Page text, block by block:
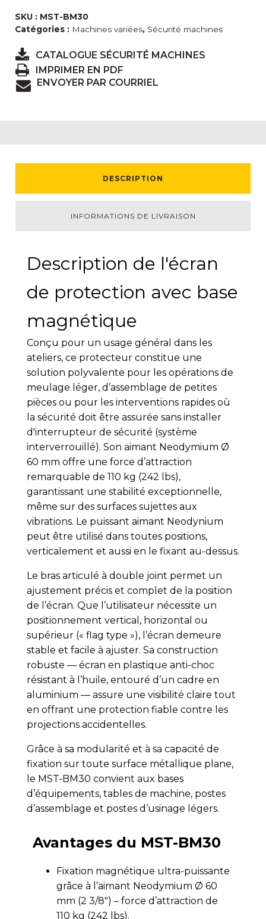
SKU : MST-BM30
Catégories : Machines variées, Sécurité machines
CATALOGUE SÉCURITÉ MACHINES
IMPRIMER EN PDF
ENVOYER PAR COURRIEL
DESCRIPTION
INFORMATIONS DE LIVRAISON
Description de l'écran
de protection avec base
magnétique
Conçu pour un usage général dans les
ateliers, ce protecteur constitue une
solution polyvalente pour les opérations de
meulage léger, d’assemblage de petites
pièces ou pour les interventions rapides où
la sécurité doit être assurée sans installer
d'interrupteur de sécurité (système
interverrouillé). Son aimant Neodymium Ø
60 mm offre une force d’attraction
remarquable de 110 kg (242 lbs),
garantissant une stabilité exceptionnelle,
même sur des surfaces sujettes aux
vibrations. Le puissant aimant Neodynium
peut être utilisé dans toutes positions,
verticalement et aussi en le fixant au-dessus.
Le bras articulé à double joint permet un
ajustement précis et complet de la position
de l’écran. Que l’utilisateur nécessite un
positionnement vertical, horizontal ou
supérieur (« flag type »), l’écran demeure
stable et facile à ajuster. Sa construction
robuste — écran en plastique anti-choc
résistant à l’huile, entouré d’un cadre en
aluminium — assure une visibilité claire tout
en offrant une protection fiable contre les
projections accidentelles.
Grâce à sa modularité et à sa capacité de
fixation sur toute surface métallique plane,
le MST-BM30 convient aux bases
d’équipements, tables de machine, postes
d’assemblage et postes d’usinage légers.
Avantages du MST-BM30
Fixation magnétique ultra-puissante
grâce à l’aimant Neodymium Ø 60
mm (2 3/8") – force d’attraction de
110 kg (242 lbs).